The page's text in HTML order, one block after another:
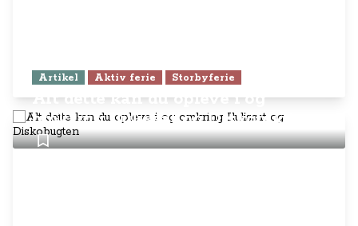
Artikel Aktiv ferie Storbyferie
Alt dette kan du opleve i og
omkring Ilulissat og Diskobugten